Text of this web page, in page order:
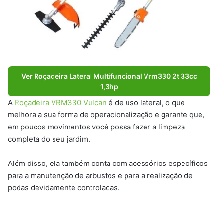
Ver Roçadeira Lateral Multifuncional Vrm330 2t 33cc
1,3hp
A Roçadeira VRM330 Vulcan é de uso lateral, o que
melhora a sua forma de operacionalização e garante que,
em poucos movimentos você possa fazer a limpeza
completa do seu jardim.
Além disso, ela também conta com acessórios específicos
para a manutenção de arbustos e para a realização de
podas devidamente controladas.